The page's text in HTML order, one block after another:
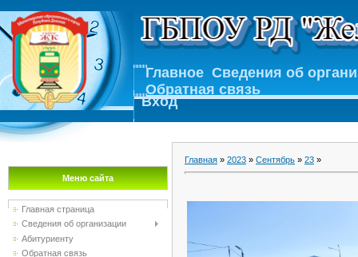
Главное Сведения об
Обратная связь
Вход
Меню сайта
Главная страница
Сведения об организации
Абитуриенту
Обратная связь
Главная » 2023 » Сентябрь » 23 »